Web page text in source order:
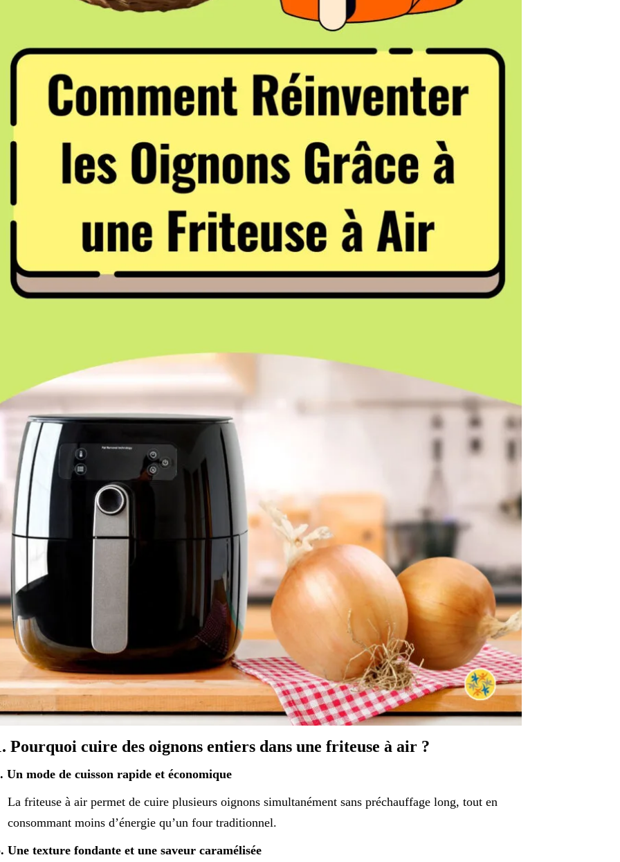
Pourquoi cuire des oignons entiers dans une friteuse à air ?
Un mode de cuisson rapide et économique
La friteuse à air permet de cuire plusieurs oignons simultanément sans préchauffage long, tout en
consommant moins d’énergie qu’un four traditionnel.
Une texture fondante et une saveur caramélisée